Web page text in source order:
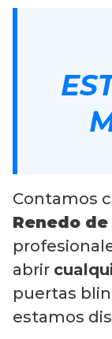
Contamos
Renedo
abrir
puertas
estamos